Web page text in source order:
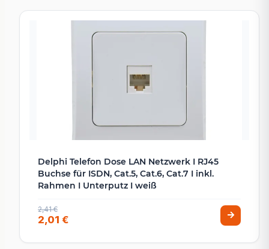
Delphi Telefon Dose LAN Netzwerk I RJ45
Buchse für ISDN, Cat.5, Cat.6, Cat.7 I inkl.
Rahmen I Unterputz I weiß
2,41 €
2,01 €